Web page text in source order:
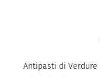
Antipasti di Verdure